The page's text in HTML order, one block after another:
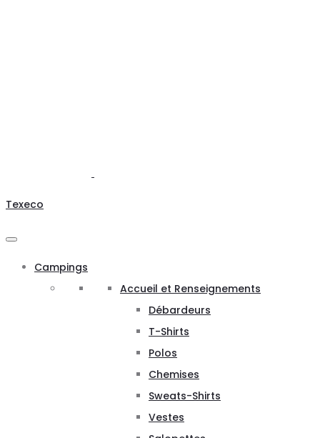
Texeco
Campings
Accueil et Renseignements
Débardeurs
T-Shirts
Polos
Chemises
Sweats-Shirts
Vestes